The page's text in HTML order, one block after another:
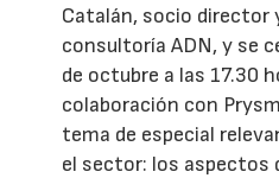
Catalán, socio director
consultoría ADN, y se
de octubre a las 17.30
colaboración con
tema de especial
el sector: los aspectos